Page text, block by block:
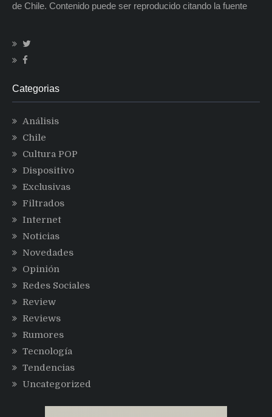
de Chile. Contenido puede ser reproducido citando la fuente
Categorias
Análisis
Chile
Cultura POP
Dispositivo
Exclusivas
Filtrados
Internet
Noticias
Novedades
Opinión
Redes Sociales
Review
Reviews
Rumores
Tecnología
Tendencias
Uncategorized